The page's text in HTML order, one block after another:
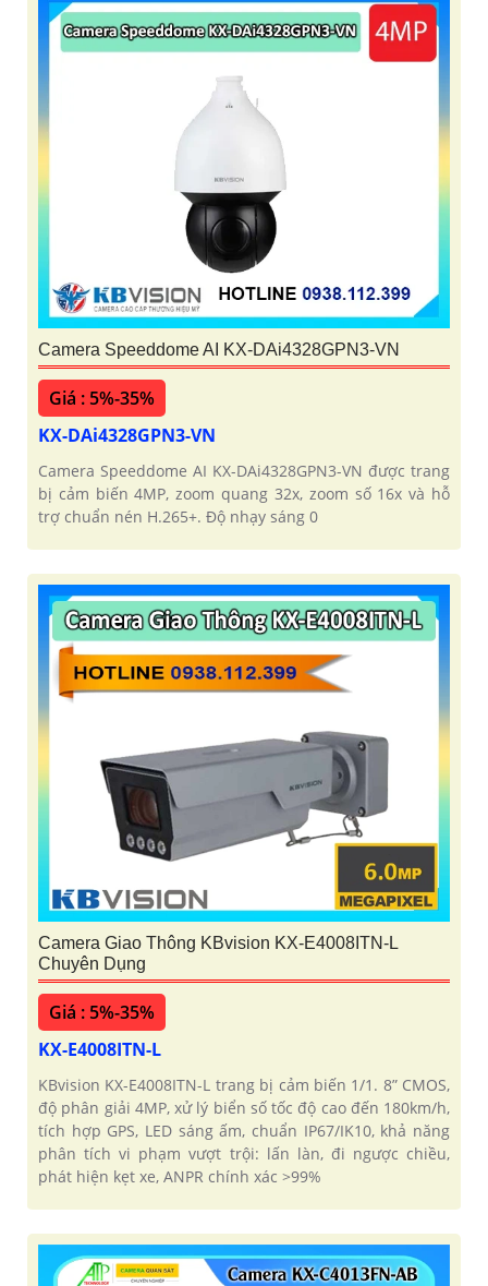
Camera Speeddome AI KX-DAi4328GPN3-VN
Giá : 5%-35%
KX-DAi4328GPN3-VN
Camera Speeddome AI KX-DAi4328GPN3-VN được trang
bị cảm biến 4MP, zoom quang 32x, zoom số 16x và hỗ
trợ chuẩn nén H.265+. Độ nhạy sáng 0
Camera Giao Thông KBvision KX-E4008ITN-L
Chuyên Dụng
Giá : 5%-35%
KX-E4008ITN-L
KBvision KX-E4008ITN-L trang bị cảm biến 1/1. 8” CMOS,
độ phân giải 4MP, xử lý biển số tốc độ cao đến 180km/h,
tích hợp GPS, LED sáng ấm, chuẩn IP67/IK10, khả năng
phân tích vi phạm vượt trội: lấn làn, đi ngược chiều,
phát hiện kẹt xe, ANPR chính xác >99%